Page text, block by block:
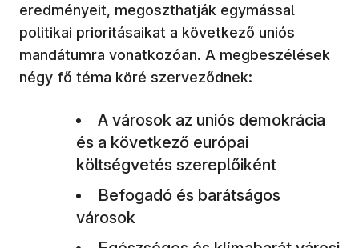
eredményeit, megoszthatják egymással
politikai prioritásaikat a következő uniós
mandátumra vonatkozóan. A megbeszélések
négy fő téma köré szerveződnek:
A városok az uniós demokrácia
és a következő európai
költségvetés szereplőiként
Befogadó és barátságos
városok